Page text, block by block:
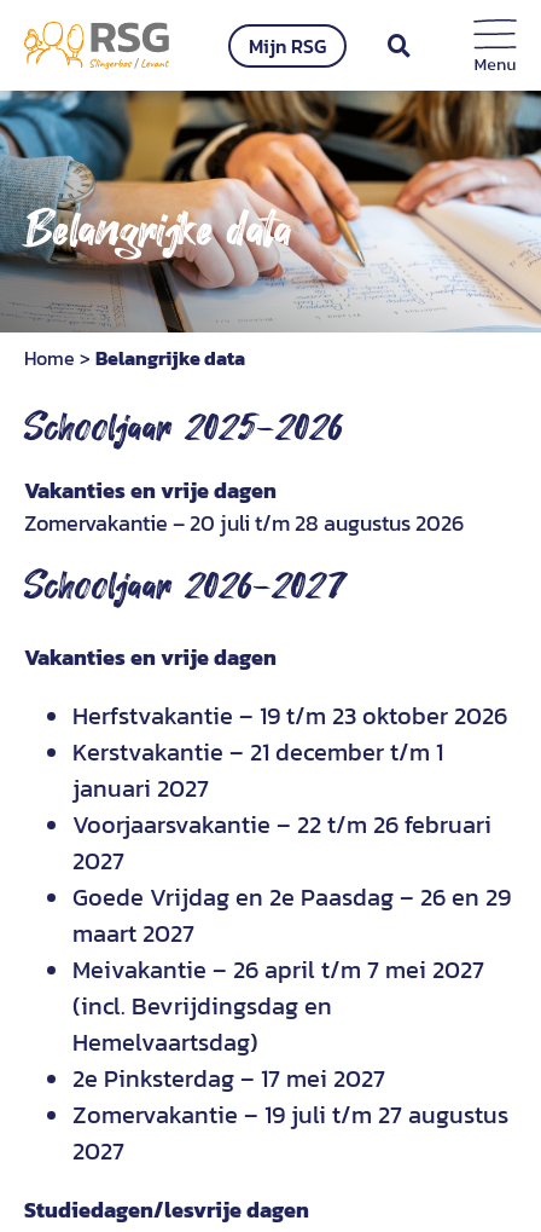
naar
inhoud
Mijn RSG
Belangrijke data
Home > Belangrijke data
Schooljaar 2025-2026
Vakanties en vrije dagen
Zomervakantie – 20 juli t/m 28 augustus 2026
Schooljaar 2026-2027
Vakanties en vrije dagen
Herfstvakantie – 19 t/m 23 oktober 2026
Kerstvakantie – 21 december t/m 1
januari 2027
Voorjaarsvakantie – 22 t/m 26 februari
2027
Goede Vrijdag en 2e Paasdag – 26 en 29
maart 2027
Meivakantie – 26 april t/m 7 mei 2027
(incl. Bevrijdingsdag en
Hemelvaartsdag)
2e Pinksterdag – 17 mei 2027
Zomervakantie – 19 juli t/m 27 augustus
2027
Studiedagen/lesvrije dagen